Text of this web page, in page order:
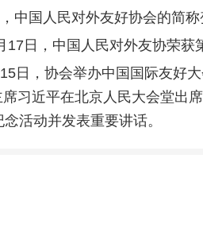
中国人民对外友好协会的简称
17日，中国人民对外友协荣获
日，协会举办中国国际友好
习近平在北京人民大会堂出
活动并发表重要讲话。